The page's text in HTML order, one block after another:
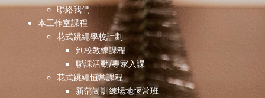
紫鎣 負責教練： @meng13_masterfulstudio
能混合 運動員：黃子軒 |劉子鋒 | 黃芷恩 | 黃栢熹
責教練： @samng521 全能小混合 運動員：吳穎
葉舒揚 |蘇柏軒| 李昕彤 負責教練： @ch_t.1204
能中混合 運動員：曾善馨 | 林進穎| 李施慧| 許若琳
責教練： @ch_t.1204 全能成人組 運動員：陳景
張艾薇 負責教練： @samng521 全能除越過前車
外靠左駛 運動員：吳逸桐｜張柏淳 負責教練：
聯絡我們
本工作室課程
花式跳繩學校計劃
到校教練課程
聯課活動/專家入課
花式跳繩恒常課程
新蒲崗訓練場地恆常班